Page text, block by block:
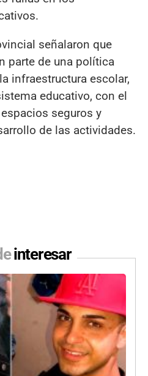
señalaron que
parte de una política
infraestructura escolar,
educativo, con el
seguros y
de las actividades.
interesar